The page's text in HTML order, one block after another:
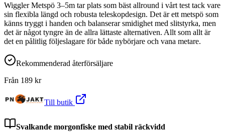
Wiggler Metspö 3–5m tar plats som bäst allround i vårt test tack vare
sin flexibla längd och robusta teleskopdesign. Det är ett metspö som
känns tryggt i handen och balanserar smidighet med slitstyrka, men
det är något tyngre än de allra lättaste alternativen. Allt som allt är
det en pålitlig följeslagare för både nybörjare och vana metare.
Rekommenderad återförsäljare
Från 189 kr
Till butik
Svalkande morgonfiske med stabil räckvidd